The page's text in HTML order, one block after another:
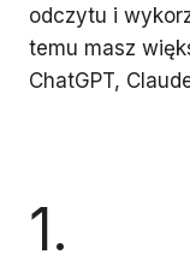
odczytu i
temu masz
ChatGPT,
1.